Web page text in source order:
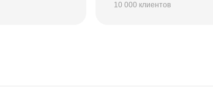
10 000 клиентов